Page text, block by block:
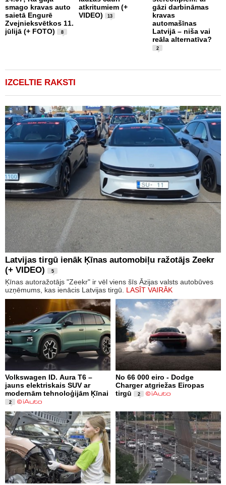
smago kravas auto
saietā Engurē
Zvejnieksvētkos 11.
jūlijā (+ FOTO)
8
atkritumiem (+
VIDEO)
13
gāzi darbināmas
kravas
automašīnas
Latvijā – niša vai
reāla alternatīva?
2
IZCELTIE RAKSTI
Latvijas tirgū ienāk Ķīnas automobiļu ražotājs Zeekr
(+ VIDEO)
5
Ķīnas autoražotājs "Zeekr" ir vēl viens šīs Āzijas valsts autobūves
uzņēmums, kas ienācis Latvijas tirgū. LASĪT VAIRĀK
Volkswagen ID. Aura T6 –
jauns elektriskais SUV ar
modernām tehnoloģijām Ķīnai
2
No 66 000 eiro - Dodge
Charger atgriežas Eiropas
tirgū
2